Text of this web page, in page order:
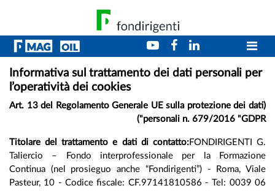
Informativa sul trattamento dei dati personali
l’operatività dei cookies
(Art. 13 del Regolamento Generale UE sulla protezione dei
personali n. 679/2016
Titolare del trattamento e dati di contatto:FONDIRIGENTI
Taliercio – Fondo interprofessionale per la
Continua (nel prosieguo anche “Fondirigenti”) - Roma,
Pasteur, 10 - Codice fiscale: CF.97141810586 - Tel: 0039